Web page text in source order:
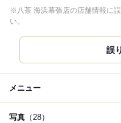
※八茶 海浜幕張店の店舗情報に
い。
誤
メニュー
写真 （28）